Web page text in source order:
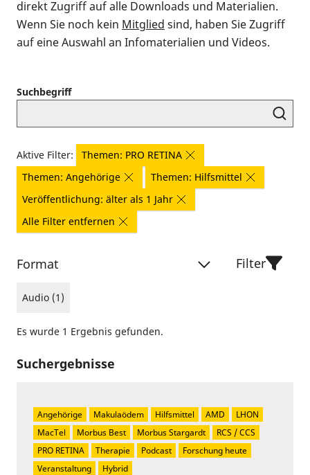
direkt Zugriff auf alle Downloads und Materialien.
Wenn Sie noch kein Mitglied sind, haben Sie Zugriff
auf eine Auswahl an Infomaterialien und Videos.
Suchbegriff
Aktive Filter:
Themen: PRO RETINA
Themen: Angehörige
Themen: Hilfsmittel
Veröffentlichung: älter als 1 Jahr
Alle Filter entfernen
Format
Audio (1)
Filter
Es wurde 1 Ergebnis gefunden.
Suchergebnisse
Angehörige Makulaödem Hilfsmittel AMD
LHON
MacTel
Morbus Best Morbus Stargardt
RCS / CCS
PRO RETINA
Therapie Podcast
Forschung heute
Veranstaltung
Hybrid